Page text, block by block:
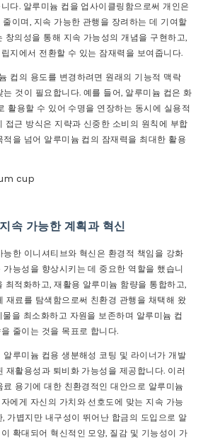
다. 알루미늄 컵을 업사이클링함으로써 개인은
이며, 지속 가능한 관행을 장려하는 데 기여할
창의성을 통해 지속 가능성의 개념을 구현하고,
지에서 전환할 수 있는 잠재력을 보여줍니다.
컵의 용도를 변경하려면 원래의 기능적 맥락
것이 필요합니다. 예를 들어, 알루미늄 컵은 화
활용할 수 있어 수명을 연장하는 동시에 실용적
접근 방식은 지략과 신중한 소비의 원칙에 부합
을 넘어 알루미늄 컵의 잠재력을 최대한 활용
속 가능한 계획과 혁신
한 이니셔티브와 혁신은 환경적 책임을 강화
능성을 향상시키는 데 중요한 역할을 했습니
최적화하고, 재활용 알루미늄 함량을 통합하고,
재료를 탐색함으로써 친환경 관행을 채택해 왔
을 최소화하고 자원을 보존하며 알루미늄 컵
줄이는 것을 목표로 합니다.
루미늄 컵용 생분해성 코팅 및 라이너가 개발
재활용성과 퇴비화 가능성을 제공합니다. 이러
용기에 대한 친환경적인 대안으로 알루미늄
에게 자신의 가치와 선호도에 맞는 지속 가능
가볍지만 내구성이 뛰어난 합금의 도입으로 알
확대되어 혁신적인 모양, 질감 및 기능성이 가